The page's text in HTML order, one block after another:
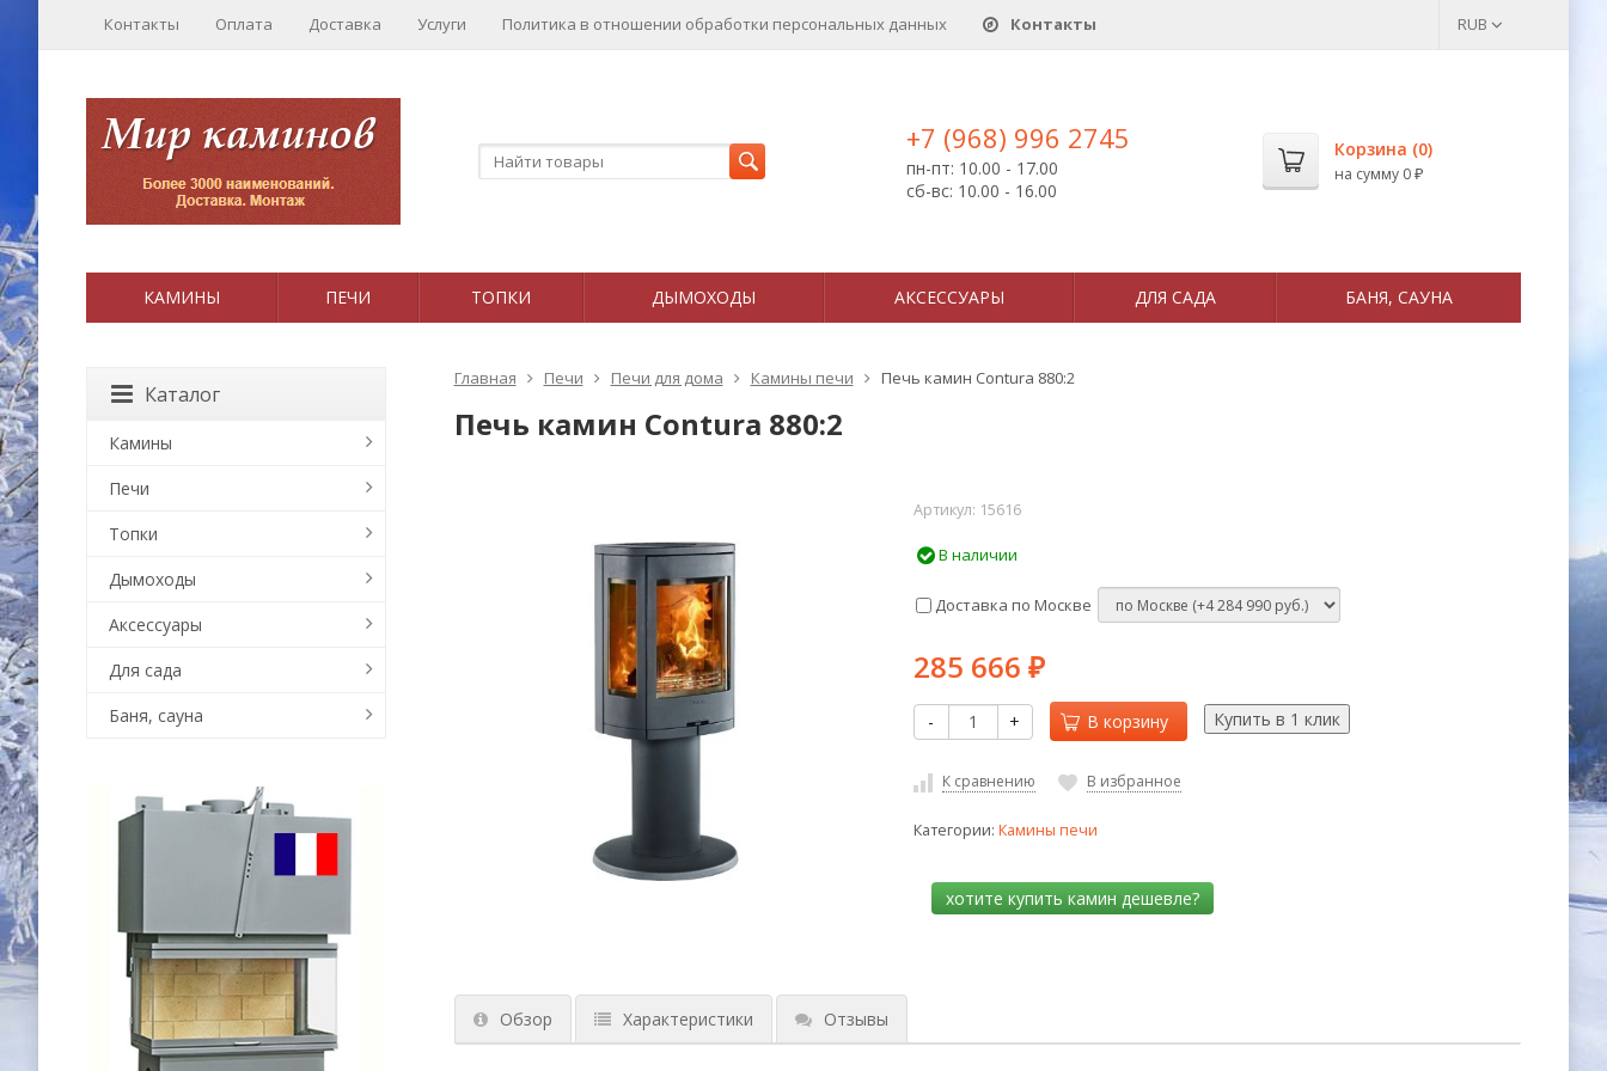
Контакты Оплата Доставка Услуги Политика в отношении обработки персональных данныx Контакты RUB
+7 (968) 996 2745
пн-пт: 10.00 - 17.00
сб-вс: 10.00 - 16.00
Корзина (0)
на сумму 0 ₽
КАМИНЫ ПЕЧИ ТОПКИ ДЫМОХОДЫ АКСЕССУАРЫ ДЛЯ САДА БАНЯ, САУНА
Главная Печи Печи для дома Камины печи Печь камин Contura 880:2
Печь камин Contura 880:2
Артикул: 15616
В наличии
Доставка по Москве
285 666 ₽
- + В корзину
К сравнению В избранное
Категории: Камины печи
Обзор Характеристики Отзывы
Каталог
Камины
Печи
Топки
Дымоходы
Аксессуары
Для сада
Баня, сауна